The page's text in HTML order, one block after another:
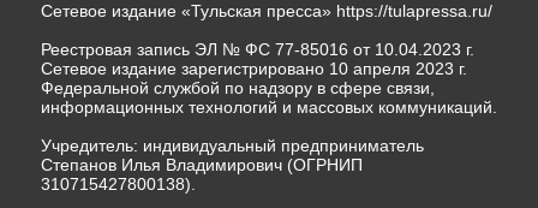
Сетевое издание «Тульская пресса» https://tulapressa.ru/
Реестровая запись ЭЛ № ФС 77-85016 от 10.04.2023 г.
Сетевое издание зарегистрировано 10 апреля 2023 г.
Федеральной службой по надзору в сфере связи,
информационных технологий и массовых коммуникаций.
Учредитель: индивидуальный предприниматель
Степанов Илья Владимирович (ОГРНИП
310715427800138).